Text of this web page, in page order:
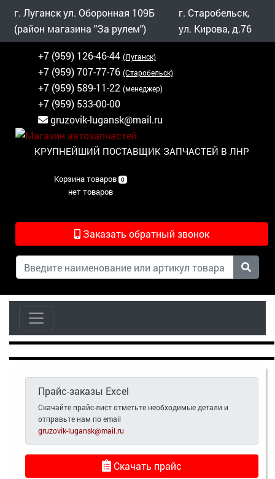
г. Луганск ул. Оборонная 109Б
(район магазина "За рулем")
г. Старобельск,
ул. Кирова, д.76
+7 (959) 126-46-44 (Луганск)
+7 (959) 707-77-76 (Старобельск)
+7 (959) 589-11-22 (менеджер)
+7 (959) 533-00-00
gruzovik-lugansk@mail.ru
КРУПНЕЙШИЙ ПОСТАВЩИК ЗАПЧАСТЕЙ В ЛНР
Корзина товаров 0
нет товаров
Заказать обратный звонок
Прайс-заказы Excel
Скачайте прайс-лист отметьте необходимые детали и
отправьте нам по email
gruzovik-lugansk@mail.ru
Скачать прайс